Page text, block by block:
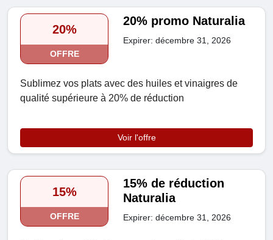
20%
OFFRE
20% promo Naturalia
Expirer: décembre 31, 2026
Sublimez vos plats avec des huiles et vinaigres de
qualité supérieure à 20% de réduction
Voir l'offre
15%
OFFRE
15% de réduction
Naturalia
Expirer: décembre 31, 2026